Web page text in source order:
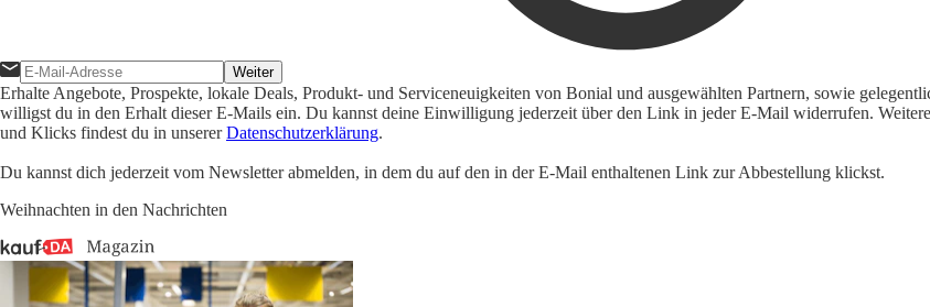
Weiter
Erhalte Angebote, Prospekte, lokale Deals, Produkt- und Serviceneuigkeiten von Bonial und ausgewählten Partnern, sowie
willigst du in den Erhalt dieser E-Mails ein. Du kannst deine Einwilligung jederzeit über den Link in jeder E-Mail widerrufen.
und Klicks findest du in unsererDatenschutzerklärung.
Du kannst dich jederzeit vom Newsletter abmelden, in dem du auf den in der E-Mail enthaltenen Link zur Abbestellung klickst.
Weihnachten in den Nachrichten